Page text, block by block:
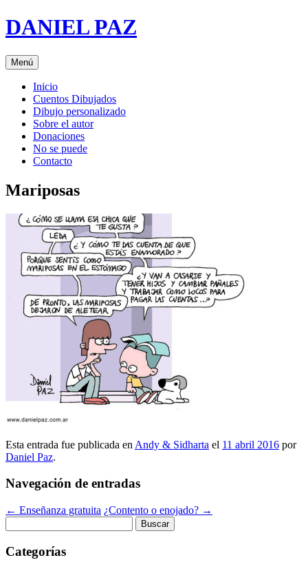
Saltar
al
DANIEL PAZ
Menú
Inicio
Cuentos Dibujados
Dibujo personalizado
Sobre el autor
Donaciones
No se puede
Contacto
Mariposas
Esta entrada fue publicada en Andy & Sidharta el 11 abril 2016 por
Daniel Paz.
Navegación de entradas
← Enseñanza gratuita ¿Contento o enojado? →
Categorías